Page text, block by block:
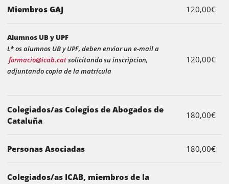
Miembros GAJ 120,00€
Alumnos UB y UPF
L* os alumnos UB y UPF, deben enviar un e-mail a
formacio@icab.catsolicitando su inscripcion,
adjuntando copia de la matrícula
120,00€
Colegiados/as Colegios de Abogados de
Cataluña
180,00€
Personas Asociadas 180,00€
Colegiados/as ICAB, miembros de la